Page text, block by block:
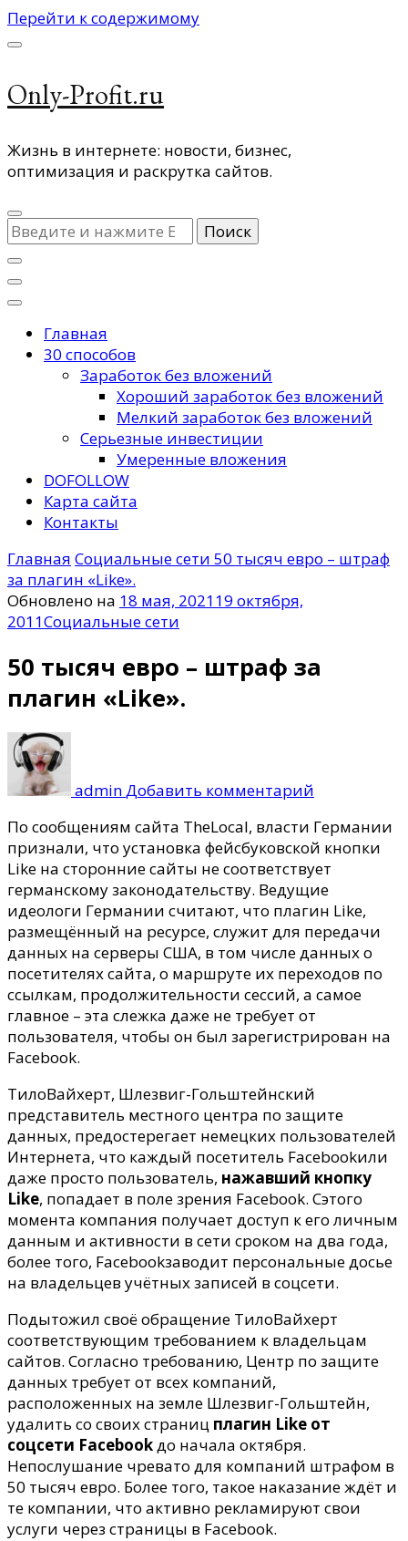
Перейти к содержимому
Only-Profit.ru
Жизнь в интернете: новости, бизнес,
оптимизация и раскрутка сайтов.
Ищите
что-
то?
Главная
30 способов
Заработок без вложений
Хороший заработок без вложений
Мелкий заработок без вложений
Серьезные инвестиции
Умеренные вложения
DOFOLLOW
Карта сайта
Контакты
Главная Социальные сети 50 тысяч евро – штраф
за плагин «Like».
Обновлено на 18 мая, 202119 октября,
2011Социальные сети
50 тысяч евро – штраф за
плагин «Like».
adminДобавить комментарий
тысяч
евро
–
штраф
за
плагин
«Like».
По сообщениям сайта TheLocal, власти Германии
признали, что установка фейсбуковской кнопки
Like на сторонние сайты не соответствует
германскому законодательству. Ведущие
идеологи Германии считают, что плагин Like,
размещённый на ресурсе, служит для передачи
данных на серверы США, в том числе данных о
посетителях сайта, о маршруте их переходов по
ссылкам, продолжительности сессий, а самое
главное – эта слежка даже не требует от
пользователя, чтобы он был зарегистрирован на
Facebook.
ТилоВайхерт, Шлезвиг-Гольштейнский
представитель местного центра по защите
данных, предостерегает немецких пользователей
Интернета, что каждый посетитель Facebookили
даже просто пользователь, нажавший кнопку
Like, попадает в поле зрения Facebook. Cэтого
момента компания получает доступ к его личным
данным и активности в сети сроком на два года,
более того, Facebookзаводит персональные досье
на владельцев учётных записей в соцсети.
Подытожил своё обращение ТилоВайхерт
соответствующим требованием к владельцам
сайтов. Согласно требованию, Центр по защите
данных требует от всех компаний,
расположенных на земле Шлезвиг-Гольштейн,
удалить со своих страниц плагин Like от
соцсети Facebookдо начала октября.
Непослушание чревато для компаний штрафом в
50 тысяч евро. Более того, такое наказание ждёт и
те компании, что активно рекламируют свои
услуги через страницы в Facebook.